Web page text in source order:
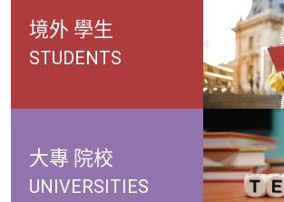
境外 學生
STUDENTS
大專 院校
UNIVERSITIES